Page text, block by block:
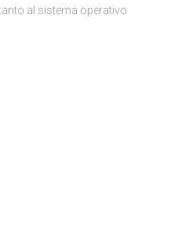
al sistema operativo